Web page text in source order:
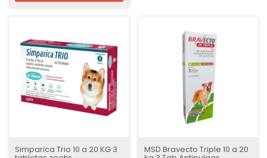
Simparica Trio 10 a 20 KG 3 MSD Bravecto Triple 10 a 20